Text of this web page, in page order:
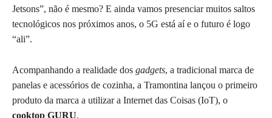
Jetsons”, não é mesmo? E ainda vamos presenciar muitos saltos
tecnológicos nos próximos anos, o 5G está aí e o futuro é logo
“ali”.
Acompanhando a realidade dos gadgets, a tradicional marca de
panelas e acessórios de cozinha, a Tramontina lançou o primeiro
produto da marca a utilizar a Internet das Coisas (IoT), o
cooktop GURU.